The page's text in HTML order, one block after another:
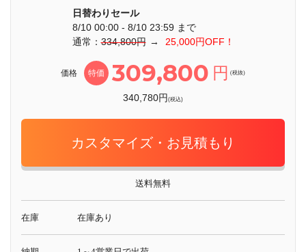
日替わりセール
8/10 00:00 - 8/10 23:59 まで
通常：334,800円 → 25,000円OFF！
価格 特価 309,800 円 (税抜)
340,780円(税込)
カスタマイズ・お見積もり
送料無料
在庫 在庫あり